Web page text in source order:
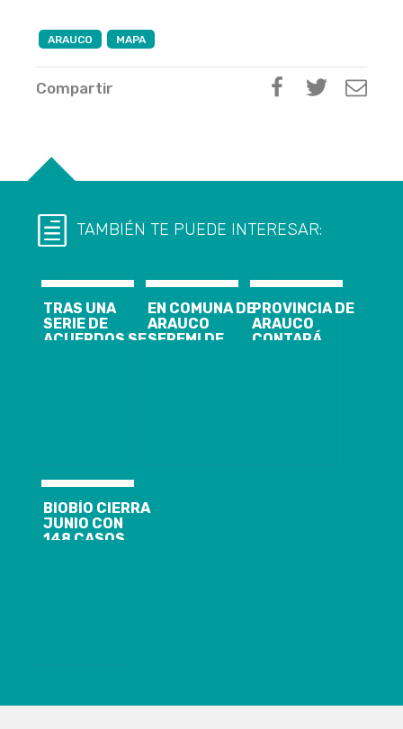
ARAUCO MAPA
Compartir
TAMBIÉN TE PUEDE INTERESAR:
TRAS UNA
SERIE DE
ACUERDOS SE
EN COMUNA DE
ARAUCO
SEREMI DE
CONFIRMADO
PROVINCIA DE
ARAUCO
CONTARÁ
BIOBÍO CIERRA
JUNIO CON
148 CASOS